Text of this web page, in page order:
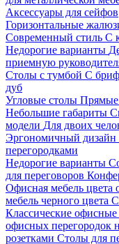
Аксессуары для сейфов
Горизонтальные
Современный стиль С
Недорогие варианты
приемную
Столы с тумбой С
дуб
Угловые столы Прямые
Небольшие габариты
модели Для двоих
Эргономичный дизайн
перегородками
Недорогие варианты
для переговоров
Офисная мебель цвета
мебель черного цвета
Классические офисные
офисных перегородок
розетками Столы для